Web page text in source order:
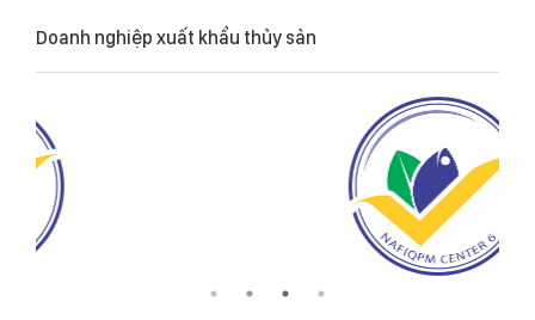
Doanh nghiệp xuất khẩu thủy sản